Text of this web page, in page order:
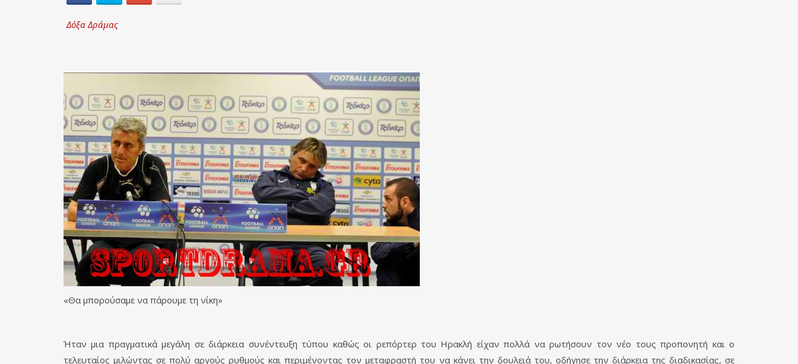
Δόξα Δράμας
«Θα μπορούσαμε να πάρουμε τη νίκη»
Ήταν μια πραγματικά μεγάλη σε διάρκεια συνέντευξη τύπου καθώς οι ρεπόρτερ του Ηρακλή είχαν πολλά να ρωτήσουν τον νέο τους προπονητή και ο
τελευταίος μιλώντας σε πολύ αργούς ρυθμούς και περιμένοντας τον μεταφραστή του να κάνει την δουλειά του, οδήγησε την διάρκεια της διαδικασίας, σε